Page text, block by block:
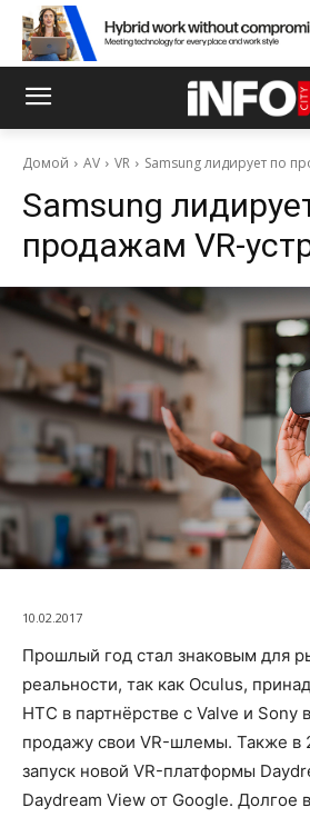
Домой AV VR Samsung лидирует по
Samsung
продажам VR-
10.02.2017
Прошлый год стал знаковым для
реальности, так как Oculus,
HTC в партнёрстве с Valve и Sony
продажу свои VR-шлемы. Также в
запуск новой VR-платформы
Daydream View от Google. Долгое